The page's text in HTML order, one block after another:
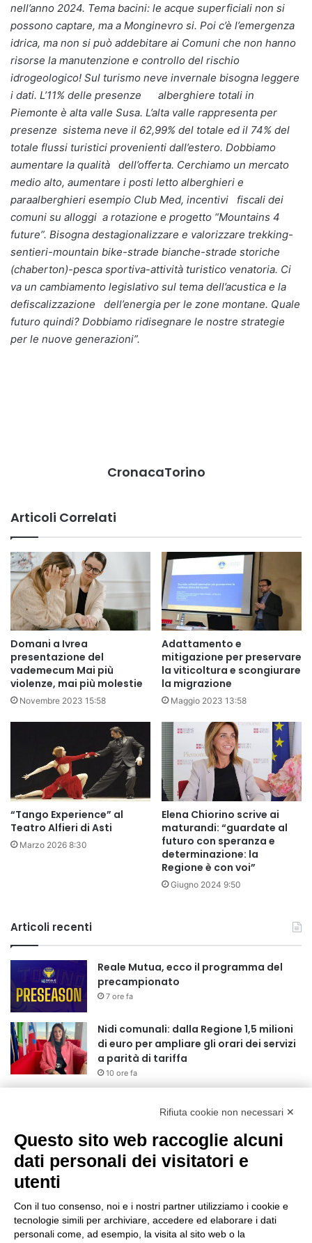
nell’anno 2024. Tema bacini: le acque superficiali non si
possono captare, ma a Monginevro si. Poi c’è l’emergenza
idrica, ma non si può addebitare ai Comuni che non hanno
risorse la manutenzione e controllo del rischio
idrogeologico! Sul turismo neve invernale bisogna leggere
i dati. L’11% delle presenze alberghiere totali in
Piemonte è alta valle Susa. L’alta valle rappresenta per
presenze sistema neve il 62,99% del totale ed il 74% del
totale flussi turistici provenienti dall’estero. Dobbiamo
aumentare la qualità dell’offerta. Cerchiamo un mercato
medio alto, aumentare i posti letto alberghieri e
paraalberghieri esempio Club Med, incentivi fiscali dei
comuni su alloggi a rotazione e progetto “Mountains 4
future”. Bisogna destagionalizzare e valorizzare trekking-
sentieri-mountain bike-strade bianche-strade storiche
(chaberton)-pesca sportiva-attività turistico venatoria. Ci
va un cambiamento legislativo sul tema dell’acustica e la
defiscalizzazione dell’energia per le zone montane. Quale
futuro quindi? Dobbiamo ridisegnare le nostre strategie
per le nuove generazioni”.
CronacaTorino
Articoli Correlati
Domani a Ivrea
presentazione del
vademecum Mai più
violenze, mai più molestie
Novembre 2023 15:58
Adattamento e
mitigazione per preservare
la viticoltura e scongiurare
la migrazione
Maggio 2023 13:58
“Tango Experience” al
Teatro Alfieri di Asti
Marzo 2026 8:30
Elena Chiorino scrive ai
maturandi: “guardate al
futuro con speranza e
determinazione: la
Regione è con voi”
Giugno 2024 9:50
Articoli recenti
Reale Mutua, ecco il programma del
precampionato
7 ore fa
Nidi comunali: dalla Regione 1,5 milioni
di euro per ampliare gli orari dei servizi
a parità di tariffa
10 ore fa
collegamenti verso la collina
Sauze d’Oulx: il secondo weekend di
11 ore fa
Un nuovo modello di IA stima il volume
dei ghiacciai del pianeta
Rifiuta cookie non necessari ✕
Questo sito web raccoglie alcuni
dati personali dei visitatori e
utenti
Con il tuo consenso, noi e i nostri partner utilizziamo i cookie e
tecnologie simili per archiviare, accedere ed elaborare i dati
personali come, ad esempio, la visita al sito web o la